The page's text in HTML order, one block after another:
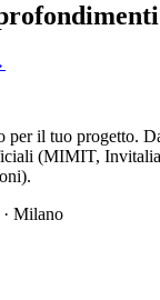
per il tuo progetto.
(MIMIT,
· Milano